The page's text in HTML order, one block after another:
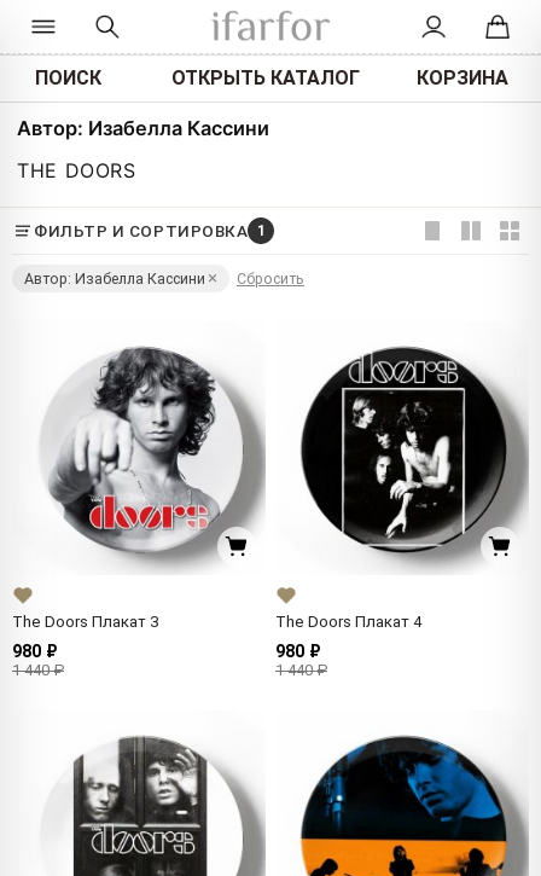
ПОИСК ОТКРЫТЬ КАТАЛОГ КОРЗИНА
Автор: Изабелла Кассини
THE DOORS
ФИЛЬТР И СОРТИРОВКА 1
Автор: Изабелла Кассини Сбросить
The Doors Плакат 3
980 ₽
1 440 ₽
The Doors Плакат 4
980 ₽
1 440 ₽